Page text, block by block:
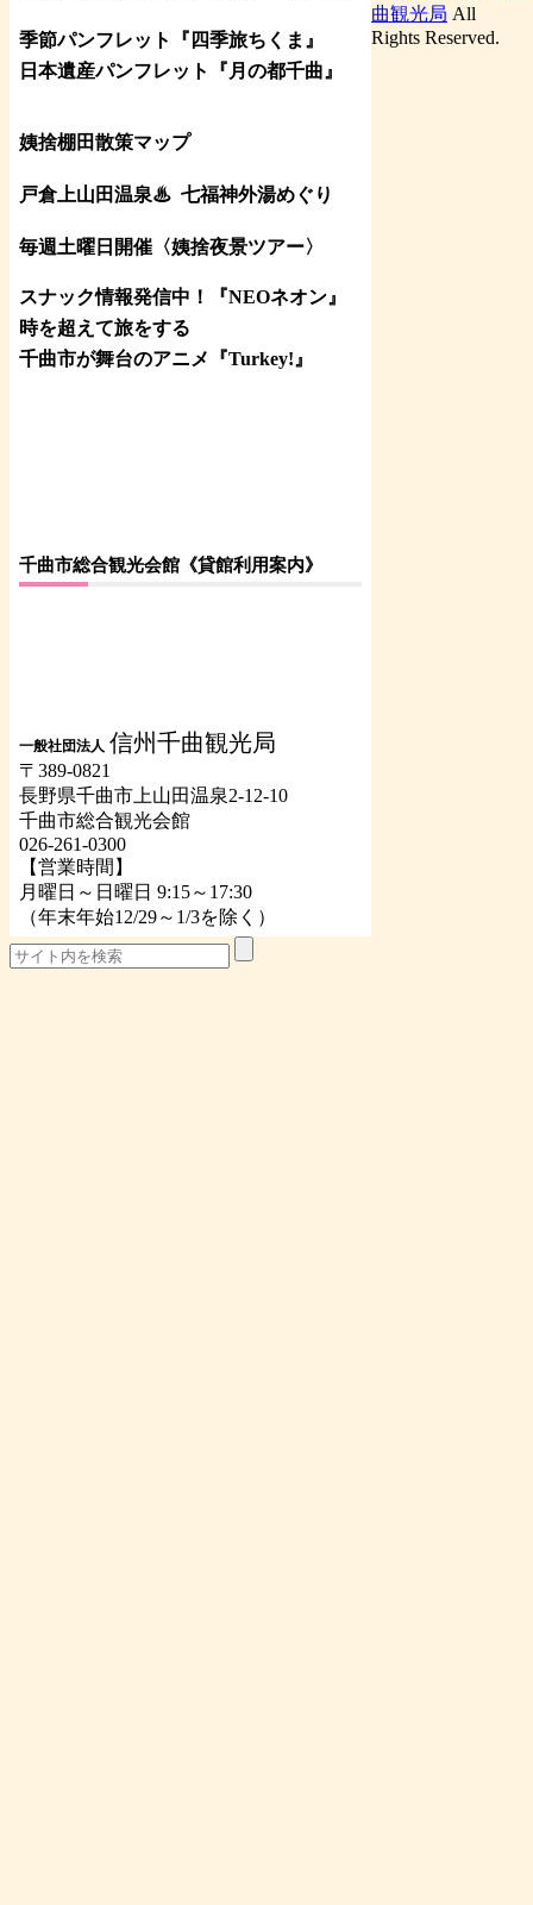
季節パンフレット『四季旅ちくま』
日本遺産パンフレット
『月の都千曲 』
姨捨棚田散策マップ
戸倉上山田温泉♨ 七福神外湯めぐり
毎週土曜日開催〈姨捨夜景ツアー〉
スナック情報発信中！『NEOネオン』
時を超えて旅をする
千曲市が舞台のアニメ『Turkey!』
千曲市総合観光会館《貸館利用案内》
一般社団法人 信州千曲観光局
〒389-0821
長野県千曲市上山田温泉2-12-10
千曲市総合観光会館
026-261-0300
【営業時間】
月曜日～日曜日 9:15～17:30
（年末年始12/29～1/3を除く）
曲観光局 All
Rights Reserved.